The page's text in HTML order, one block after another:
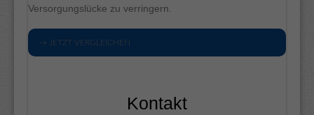
Versorgungslücke zu verringern.
→ JETZT VERGLEICHEN
Kontakt